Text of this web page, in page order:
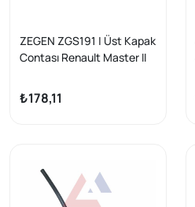
ZEGEN ZGS191 | Üst Kapak
Contası Renault Master II
₺178,11